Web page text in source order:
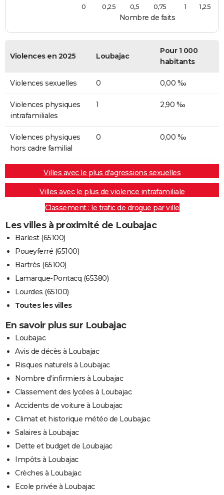
Nombre de faits
0
1
0,25 0,5 0,75 1,25
Violences en 2025 Loubajac
Pour 1 000
habitants
Violences sexuelles 0 0,00 ‰
Violences physiques
intrafamiliales
1 2,90 ‰
Violences physiques
hors cadre familial
0 0,00 ‰
Villes avec le plus d'agressions sexuelles
Villes avec le plus de violence intrafamiliale
Classement : le trafic de drogue par ville
Les villes à proximité de Loubajac
Barlest (65100)
Poueyferré (65100)
Bartrès (65100)
Lamarque-Pontacq (65380)
Lourdes (65100)
Toutes les villes
En savoir plus sur Loubajac
Loubajac
Avis de décès à Loubajac
Risques naturels à Loubajac
Nombre d'infirmiers à Loubajac
Classement des lycées à Loubajac
Accidents de voiture à Loubajac
Climat et historique météo de Loubajac
Salaires à Loubajac
Dette et budget de Loubajac
Impôts à Loubajac
Crèches à Loubajac
Ecole privée à Loubajac